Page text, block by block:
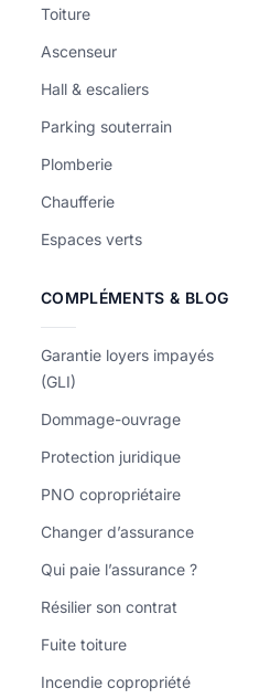
Toiture
Ascenseur
Hall & escaliers
Parking souterrain
Plomberie
Chaufferie
Espaces verts
COMPLÉMENTS & BLOG
Garantie loyers impayés
(GLI)
Dommage-ouvrage
Protection juridique
PNO copropriétaire
Changer d’assurance
Qui paie l’assurance ?
Résilier son contrat
Fuite toiture
Incendie copropriété